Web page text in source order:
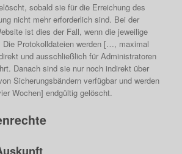
sobald sie für die Erreichung des
nicht mehr erforderlich sind. Bei der
ist dies der Fall, wenn die jeweilige
Protokolldateien werden […, maximal
und ausschließlich für Administratoren
Danach sind sie nur noch indirekt über
Sicherungsbändern verfügbar und werden
Wochen] endgültig gelöscht.